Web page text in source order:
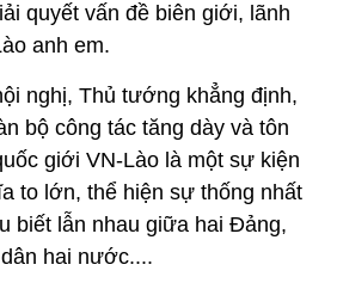
quyết vấn đề biên giới, lãnh
anh em.
nghị, Thủ tướng khẳng định,
bộ công tác tăng dày và tôn
giới VN-Lào là một sự kiện
to lớn, thể hiện sự thống nhất
biết lẫn nhau giữa hai Đảng,
hai nước....